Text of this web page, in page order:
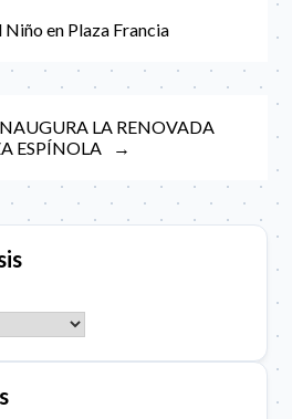
Niño en Plaza Francia
LA RENOVADA
ESPÍNOLA